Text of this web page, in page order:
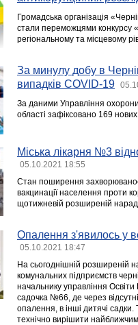
Громадська організація
стали переможцями конкурсу
регіональному та місцевому
За минулу добу в
випадків COVID-19
За даними Управління
області зафіксовано 169
Міська лікарня №3
05.10.2021 18:55
Cтан поширення
вакцинації населення проти
щотижневій розширеній нараді
Опалення з'явилось у
05.10.2021 18:47
На сьогоднішній розширеній
комунальних підприємств
начальнику управління
садочка №66, де через
опалення, в інші дитячі
технічно вирішити